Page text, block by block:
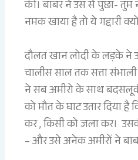
की। बाबर ने उस से पुछा- तुम
नमक खाया है तो ये गद्दारी
दौलत खान लोदी के लड़के ने
चालीस साल तक सत्ता संभाली
ने सब अमीरो के साथ
को मौत के घाट उतार दिया
कर , किसी को जला कर।
– और उसे अनेक अमीरों ने